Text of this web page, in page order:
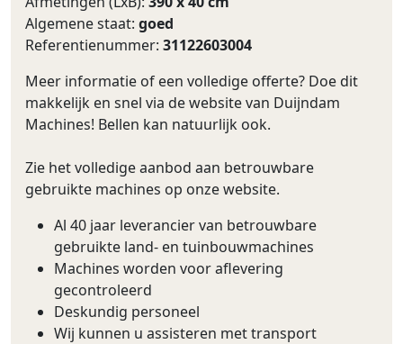
Algemene staat: goed
Referentienummer: 31122603004
Meer informatie of een volledige offerte? Doe dit
makkelijk en snel via de website van Duijndam
Machines! Bellen kan natuurlijk ook.
Zie het volledige aanbod aan betrouwbare
gebruikte machines op onze website.
Al 40 jaar leverancier van betrouwbare
gebruikte land- en tuinbouwmachines
Machines worden voor aflevering
gecontroleerd
Deskundig personeel
Wij kunnen u assisteren met transport